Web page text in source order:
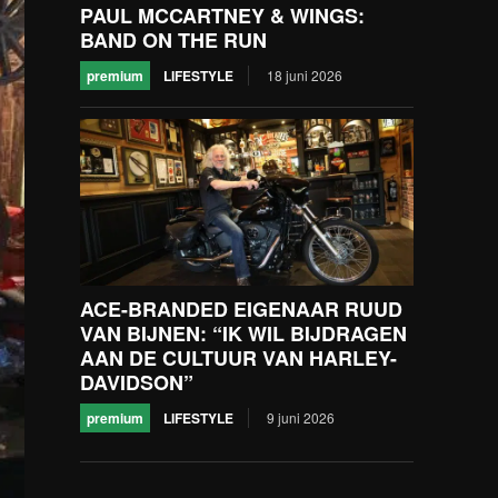
PAUL MCCARTNEY & WINGS:
BAND ON THE RUN
premium LIFESTYLE 18 juni 2026
ACE-BRANDED EIGENAAR RUUD
VAN BIJNEN: “IK WIL BIJDRAGEN
AAN DE CULTUUR VAN HARLEY-
DAVIDSON”
premium LIFESTYLE 9 juni 2026